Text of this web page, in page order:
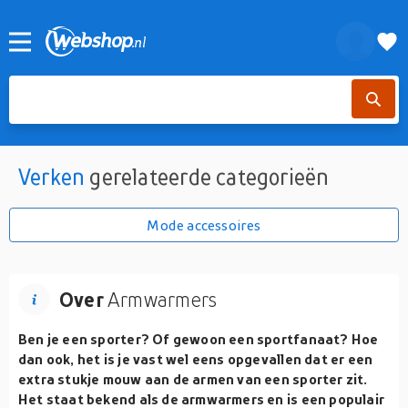
Verken gerelateerde categorieën
Mode accessoires
OverArmwarmers
Ben je een sporter? Of gewoon een sportfanaat? Hoe
dan ook, het is je vast wel eens opgevallen dat er een
extra stukje mouw aan de armen van een sporter zit.
Het staat bekend als de armwarmers en is een populair